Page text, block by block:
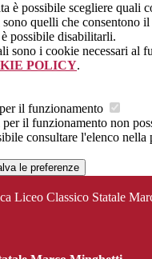
è possibile scegliere quali
quelli che consentono
possibile disabilitarli.
sono i cookie necessari al
POLICY.
il funzionamento
il funzionamento non
consultare l'elenco nella
le preferenze
Liceo Classico Statale